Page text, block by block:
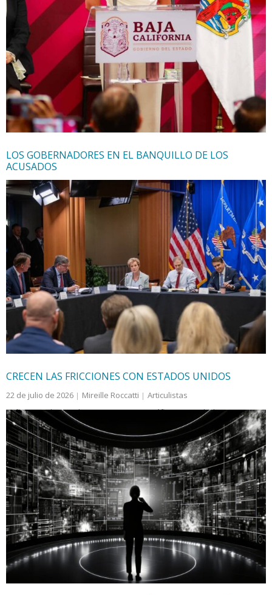
LOS GOBERNADORES EN EL BANQUILLO DE LOS
ACUSADOS
23 de julio de 2026 Alejandro Zapata Perogordo
Articulistas
Estados Unidos
Marina del Pilar Avila Olmeda,MORENA,
narcotráfico seguridad
En esas andadas, han traspasado fronteras éticas, sus
conductas se han excedido, los limites de la prudencia,
la moderación y el apego a la legalidad se han visto
severamente cuestionados…
CRECEN LAS FRICCIONES CON ESTADOS UNIDOS
22 de julio de 2026 Mireille Roccatti
Articulistas
Clau,Estados Unidos,MORENA,narcotráfico,seguridad
En ese artículo su autor describe la violencia desatada
durante el reciente proceso electoral en México,
describe cómo los carteles de la droga derramaron
sangre de candidatos para dominar los gobiernos de los
municipios y los estados y así gobernar a través de “sus
narcocandidatos”.